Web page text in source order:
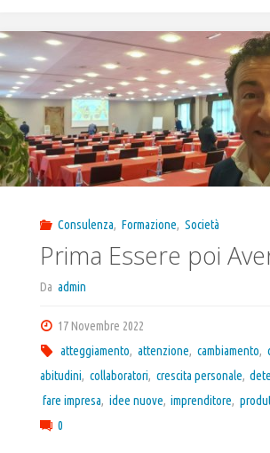
Consulenza, Formazione, Società
Prima Essere poi
Da admin
17 Novembre 2022
atteggiamento, attenzione, cambiamento,
abitudini, collaboratori, crescita personale,
fare impresa, idee nuove, imprenditore,
0